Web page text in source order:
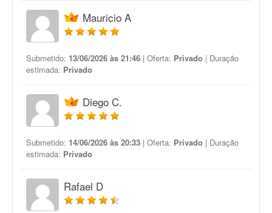
Mauricio A
Submetido: 13/06/2026 às 21:46 | Oferta: Privado | Duração
estimada: Privado
Diego C.
Submetido: 14/06/2026 às 20:33 | Oferta: Privado | Duração
estimada: Privado
Rafael D